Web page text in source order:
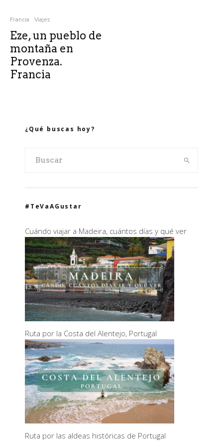
Francia Viajes
Eze, un pueblo de
montaña en
Provenza.
Francia
¿Qué buscas hoy?
#TeVaAGustar
Cuándo viajar a Madeira, cuántos días y qué ver
Ruta por la Costa del Alentejo, Portugal
Ruta por las aldeas históricas de Portugal